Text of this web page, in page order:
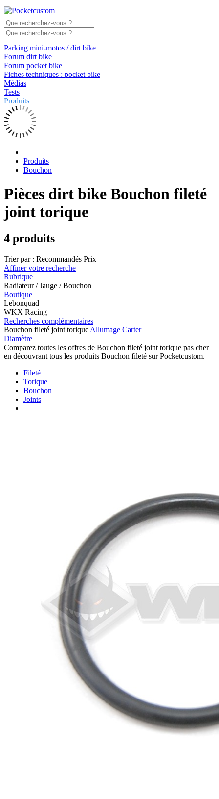
Parking mini-motos / dirt bike
Forum dirt bike
Forum pocket bike
Fiches techniques : pocket bike
Médias
Tests
Produits
Produits
Bouchon
Pièces dirt bike Bouchon fileté
joint torique
4 produits
Trier par : Recommandés Prix
Affiner votre recherche
Rubrique
Radiateur / Jauge / Bouchon
Boutique
Lebonquad
WKX Racing
Recherches complémentaires
Bouchon fileté joint torique Allumage Carter
Diamètre
Comparez toutes les offres de Bouchon fileté joint torique pas cher
en découvrant tous les produits Bouchon fileté sur Pocketcustom.
Fileté
Torique
Bouchon
Joints